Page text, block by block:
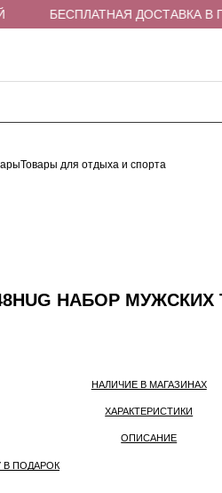
БЕСПЛАТНАЯ ДОСТАВКА В
Товары для отдыха и спорта
НАБОР МУЖСКИХ
НАЛИЧИЕ В МАГАЗИНАХ
ХАРАКТЕРИСТИКИ
ОПИСАНИЕ
В ПОДАРОК